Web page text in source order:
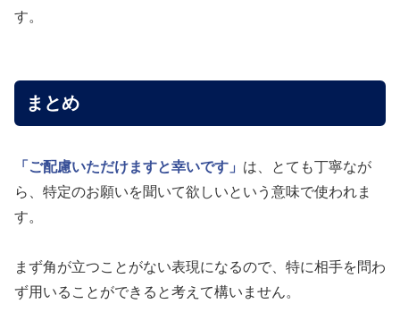
す。
まとめ
「ご配慮いただけますと幸いです」 は、とても丁寧なが
ら、特定のお願いを聞いて欲しいという意味で使われま
す。
まず角が立つことがない表現になるので、特に相手を問わ
ず用いることができると考えて構いません。